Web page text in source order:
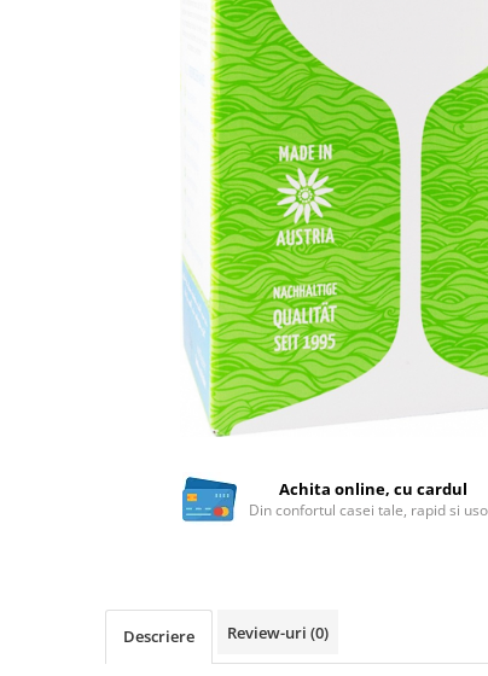
Ceaiuri diverse si accesorii
Vinuri, bere si alte bauturi
Seminte bio pentru germinat
Seminte din plante oleaginoase
Fructe si legume Bio
Bauturi vegetale
Achita online, cu cardul
Din confortul casei tale, rapid si
Descriere Review-uri (0)